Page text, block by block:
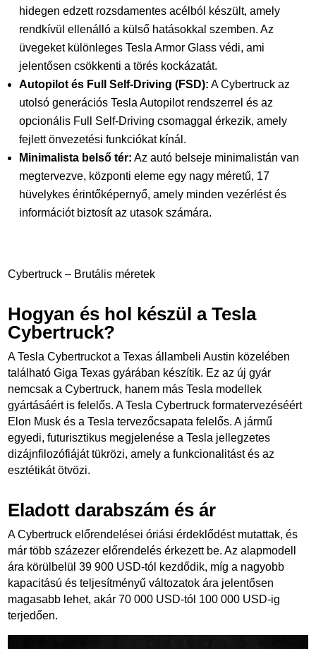
hidegen edzett rozsdamentes acélból készült, amely
rendkívül ellenálló a külső hatásokkal szemben. Az
üvegeket különleges Tesla Armor Glass védi, ami
jelentősen csökkenti a törés kockázatát.
Autopilot és Full Self-Driving (FSD): A Cybertruck az
utolsó generációs Tesla Autopilot rendszerrel és az
opcionális Full Self-Driving csomaggal érkezik, amely
fejlett önvezetési funkciókat kínál.
Minimalista belső tér: Az autó belseje minimalistán van
megtervezve, központi eleme egy nagy méretű, 17
hüvelykes érintőképernyő, amely minden vezérlést és
információt biztosít az utasok számára.
Cybertruck – Brutális méretek
Hogyan és hol készül a Tesla
Cybertruck?
A Tesla Cybertruckot a Texas állambeli Austin közelében
található Giga Texas gyárában készítik. Ez az új gyár
nemcsak a Cybertruck, hanem más Tesla modellek
gyártásáért is felelős. A Tesla Cybertruck formatervezéséért
Elon Musk és a Tesla tervezőcsapata felelős. A jármű
egyedi, futurisztikus megjelenése a Tesla jellegzetes
dizájnfilozófiáját tükrözi, amely a funkcionalitást és az
esztétikát ötvözi.
Eladott darabszám és ár
A Cybertruck előrendelései óriási érdeklődést mutattak, és
már több százezer előrendelés érkezett be. Az alapmodell
ára körülbelül 39 900 USD-tól kezdődik, míg a nagyobb
kapacitású és teljesítményű változatok ára jelentősen
magasabb lehet, akár 70 000 USD-tól 100 000 USD-ig
terjedően.